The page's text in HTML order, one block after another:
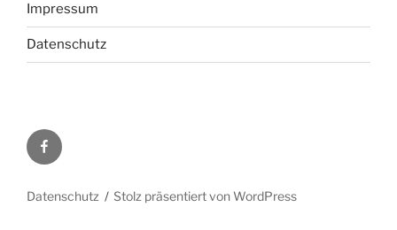
Impressum
Datenschutz
Facebook
Datenschutz Stolz präsentiert von WordPress